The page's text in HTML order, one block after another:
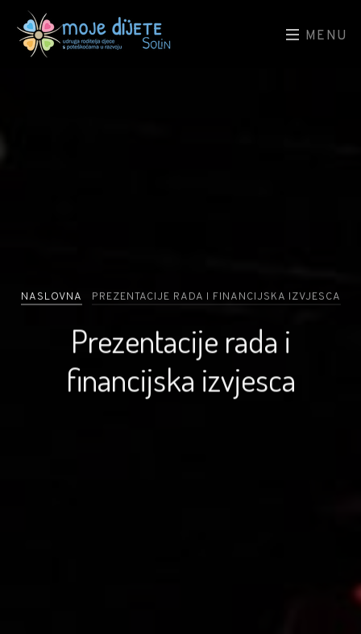
MENU
NASLOVNA PREZENTACIJE RADA I FINANCIJSKA IZVJESCA
Prezentacije rada i
financijska izvjesca